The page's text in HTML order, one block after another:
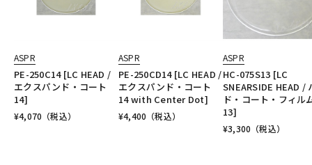
ASPR
PE-250C14 [LC HEAD /
エクスパンド・コート
14]
¥4,070 （税込）
ASPR
PE-250CD14 [LC HEAD /
エクスパンド・コート
14 with Center Dot]
¥4,400 （税込）
ASPR
HC-075S13 [LC
SNEARSIDE HEAD /
ド・コート・フィル
13]
¥3,300 （税込）